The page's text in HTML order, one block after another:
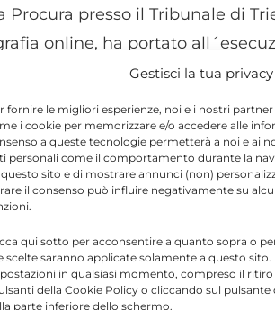
Gestisci la tua privacy
fornire le migliori esperienze, noi e i nostri
i cookie per memorizzare e/o accedere alle
a queste tecnologie permetterà a noi e ai
personali come il comportamento durante la
sito e di mostrare annunci (non)
il consenso può influire negativamente su
qui sotto per acconsentire a quanto sopra o
scelte saranno applicate solamente a questo
in qualsiasi momento, compreso il ritiro
della Cookie Policy o cliccando sul pulsante
parte inferiore dello schermo.
presso il Tribunale di
online, ha portato
e alla denuncia di tredici
video e foto
si scambiavano materiale.
Send Share
ATTUALITÀ